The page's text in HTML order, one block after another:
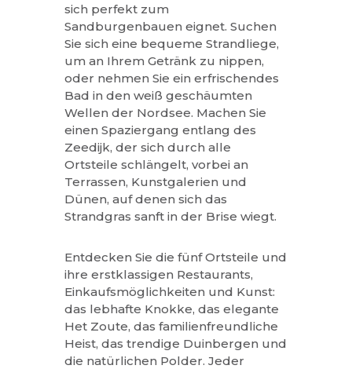
sich perfekt zum
Sandburgenbauen eignet. Suchen
Sie sich eine bequeme Strandliege,
um an Ihrem Getränk zu nippen,
oder nehmen Sie ein erfrischendes
Bad in den weiß geschäumten
Wellen der Nordsee. Machen Sie
einen Spaziergang entlang des
Zeedijk, der sich durch alle
Ortsteile schlängelt, vorbei an
Terrassen, Kunstgalerien und
Dünen, auf denen sich das
Strandgras sanft in der Brise wiegt.
Entdecken Sie die fünf Ortsteile und
ihre erstklassigen Restaurants,
Einkaufsmöglichkeiten und Kunst:
das lebhafte Knokke, das elegante
Het Zoute, das familienfreundliche
Heist, das trendige Duinbergen und
die natürlichen Polder. Jeder